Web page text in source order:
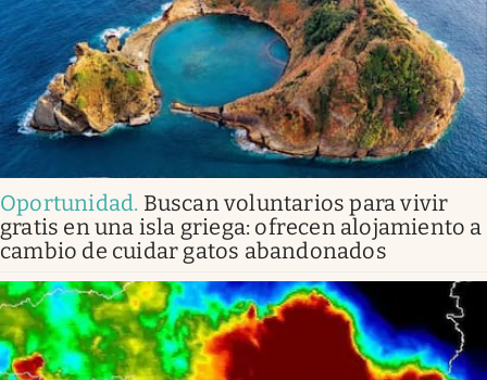
Oportunidad. Buscan voluntarios para vivir
gratis en una isla griega: ofrecen alojamiento a
cambio de cuidar gatos abandonados